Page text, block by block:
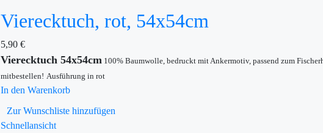
Vierecktuch, rot, 54x54cm
5,90 €
Vierecktuch 54x54cm 100% Baumwolle, bedruckt mit Ankermotiv, passend zum
mitbestellen! Ausführung in rot
In den Warenkorb
Zur Wunschliste hinzufügen
Schnellansicht